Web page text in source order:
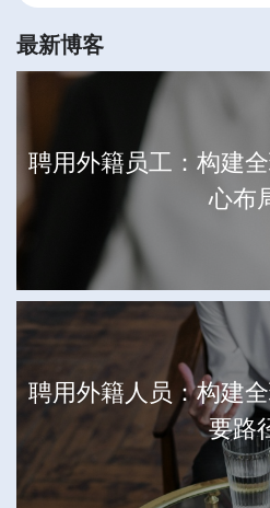
最新博客
聘用外籍员工：构建
心布
聘用外籍人员：构建
要路